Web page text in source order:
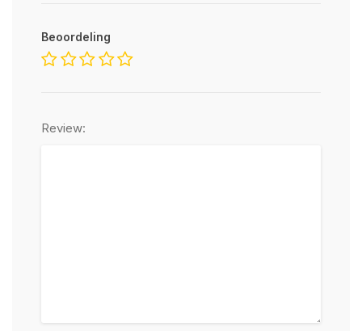
Beoordeling
Review: